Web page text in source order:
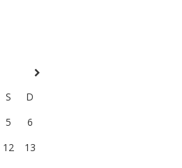
S
D
5
6
12
13